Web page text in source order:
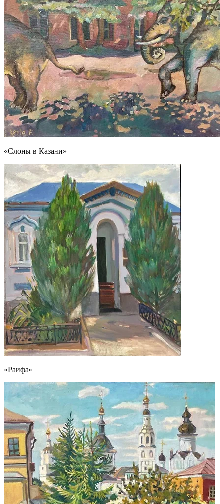
«Слоны в Казани»
«Раифа»